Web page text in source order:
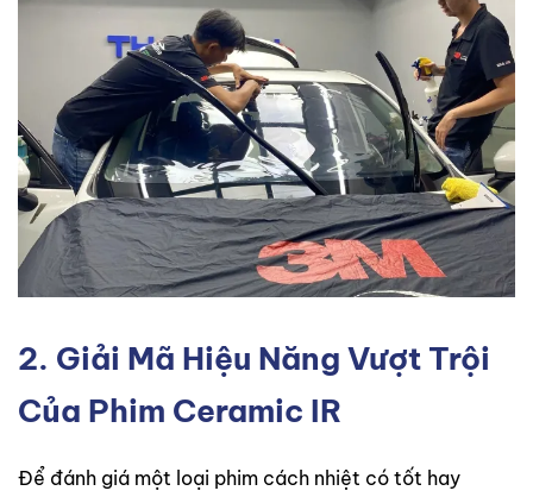
2. Giải Mã Hiệu Năng Vượt Trội
Của Phim Ceramic IR
Để đánh giá một loại phim cách nhiệt có tốt hay